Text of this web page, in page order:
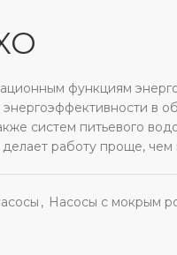
функциям
в
систем питьевого
работу проще, чем
, Насосы с мокрым